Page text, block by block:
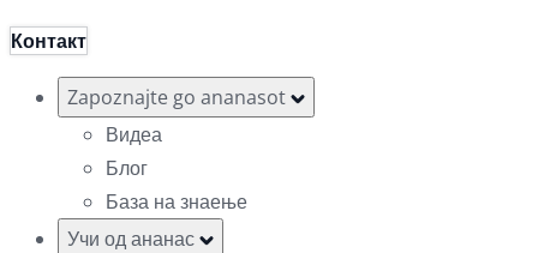
Контакт
Zapoznajte go ananasot
Видеа
Блог
База на знаење
Учи од ананас